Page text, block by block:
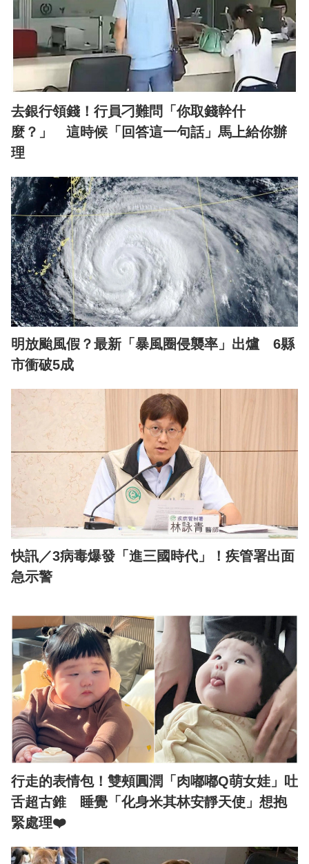
去銀行領錢！行員刁難問「你取錢幹什
麼？」 這時候「回答這一句話」馬上給你辦
理
明放颱風假？最新「暴風圈侵襲率」出爐 6縣
市衝破5成
快訊／3病毒爆發「進三國時代」！疾管署出面
急示警
行走的表情包！雙頰圓潤「肉嘟嘟Q萌女娃」吐
舌超古錐 睡覺「化身米其林安靜天使」想抱
緊處理❤️